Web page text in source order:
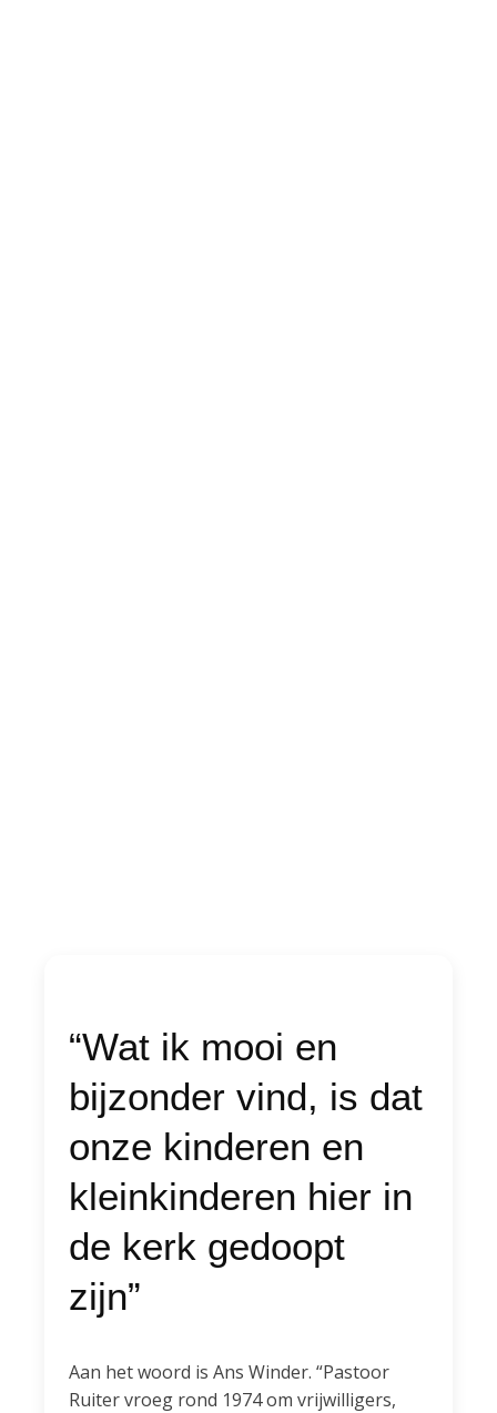
“Wat ik mooi en
bijzonder vind, is dat
onze kinderen en
kleinkinderen hier in
de kerk gedoopt
zijn”
Aan het woord is Ans Winder. “Pastoor
Ruiter vroeg rond 1974 om vrijwilligers,